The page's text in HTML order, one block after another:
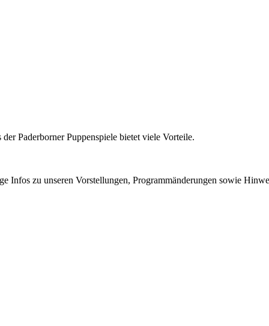
Paderborner Puppenspiele bietet viele Vorteile.
Infos zu unseren Vorstellungen, Programmänderungen sowie